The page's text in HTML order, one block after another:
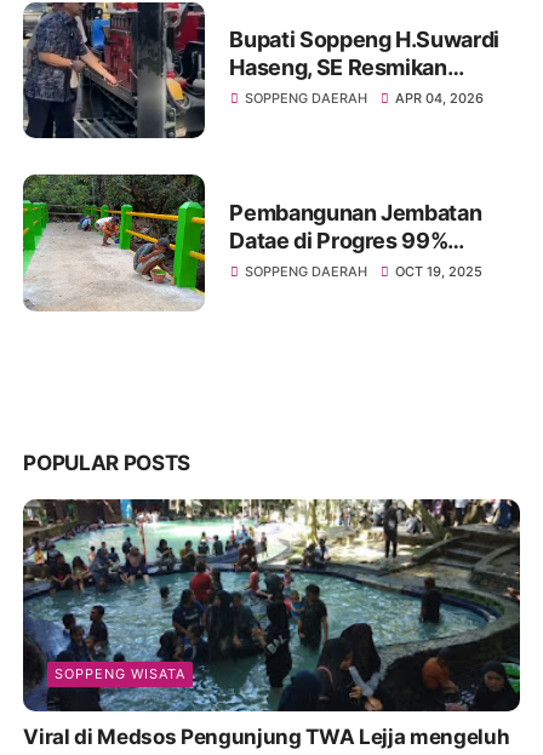
Bupati Soppeng H.Suwardi
Haseng, SE Resmikan
Pemboran Di Tempat
SOPPENG DAERAH APR 04, 2026
Pembangunan Jembatan
Datae di Progres 99%
Habiskan Dana sebesar
SOPPENG DAERAH OCT 19, 2025
POPULAR POSTS
SOPPENG WISATA
Viral di Medsos Pengunjung TWA Lejja mengeluh